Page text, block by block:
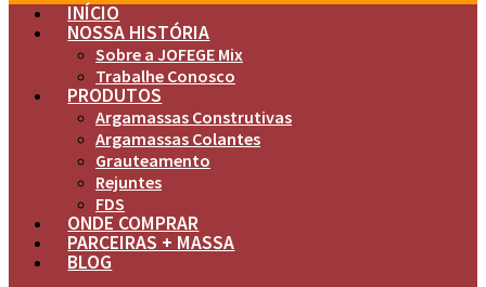
INÍCIO
NOSSA HISTÓRIA
Sobre a JOFEGE Mix
Trabalhe Conosco
PRODUTOS
Argamassas Construtivas
Argamassas Colantes
Grauteamento
Rejuntes
FDS
ONDE COMPRAR
PARCEIRAS + MASSA
BLOG